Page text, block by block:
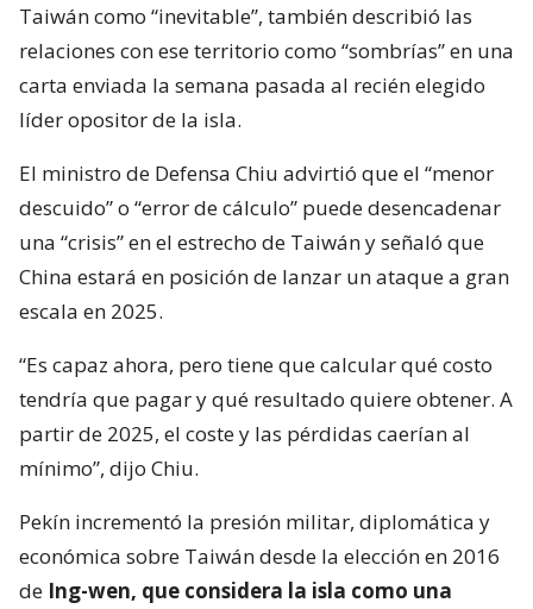
Taiwán como “inevitable”, también describió las
relaciones con ese territorio como “sombrías” en una
carta enviada la semana pasada al recién elegido
líder opositor de la isla.
El ministro de Defensa Chiu advirtió que el “menor
descuido” o “error de cálculo” puede desencadenar
una “crisis” en el estrecho de Taiwán y señaló que
China estará en posición de lanzar un ataque a gran
escala en 2025.
“Es capaz ahora, pero tiene que calcular qué costo
tendría que pagar y qué resultado quiere obtener. A
partir de 2025, el coste y las pérdidas caerían al
mínimo”, dijo Chiu.
Pekín incrementó la presión militar, diplomática y
económica sobre Taiwán desde la elección en 2016
de Ing-wen, que considera la isla como una